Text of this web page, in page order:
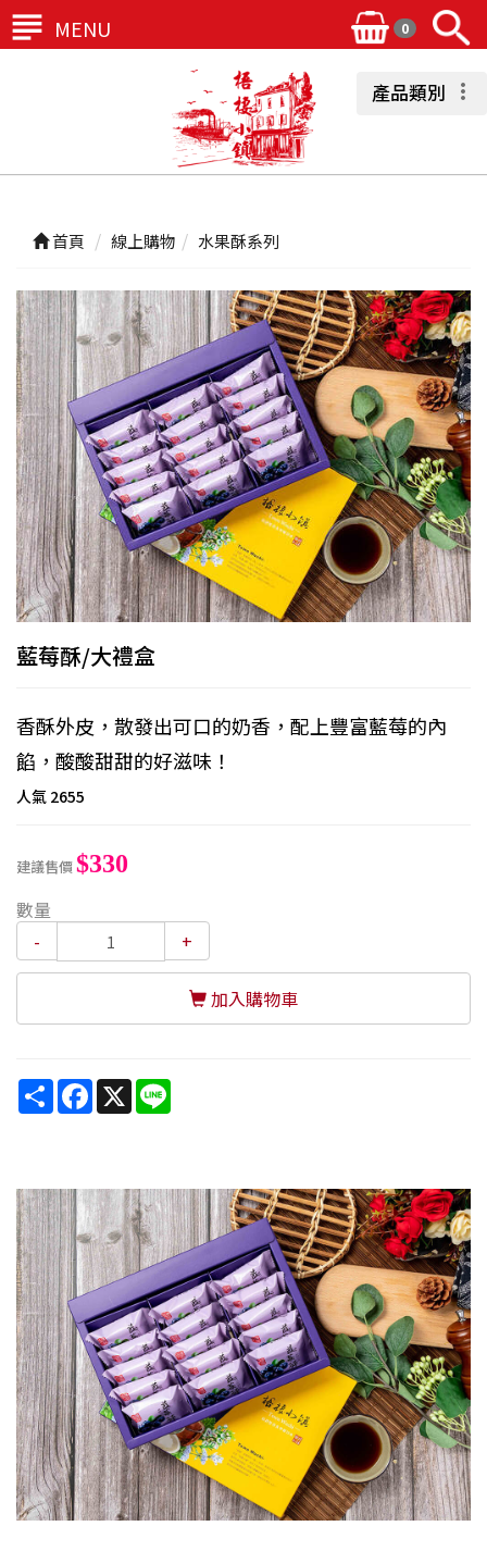
MENU 0
產品類別
首頁 線上購物 水果酥系列
藍莓酥/大禮盒
香酥外皮，散發出可口的奶香，配上豐富藍莓的內
餡，酸酸甜甜的好滋味！
人氣 2655
建議售價$330
數量
-
+
加入購物車
ShareFacebook
X